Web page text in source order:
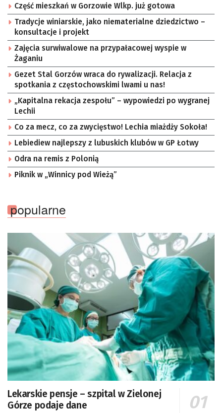
Część mieszkań w Gorzowie Wlkp. już gotowa
Tradycje winiarskie, jako niematerialne dziedzictwo –
konsultacje i projekt
Zajęcia surwiwalowe na przypałacowej wyspie w
Żaganiu
Gezet Stal Gorzów wraca do rywalizacji. Relacja z
spotkania z częstochowskimi lwami u nas!
„Kapitalna rekacja zespołu” – wypowiedzi po wygranej
Lechii
Co za mecz, co za zwycięstwo! Lechia miażdży Sokoła!
Lebiediew najlepszy z lubuskich klubów w GP Łotwy
Odra na remis z Polonią
Piknik w „Winnicy pod Wieżą”
popularne
Lekarskie pensje – szpital w Zielonej
Górze podaje dane